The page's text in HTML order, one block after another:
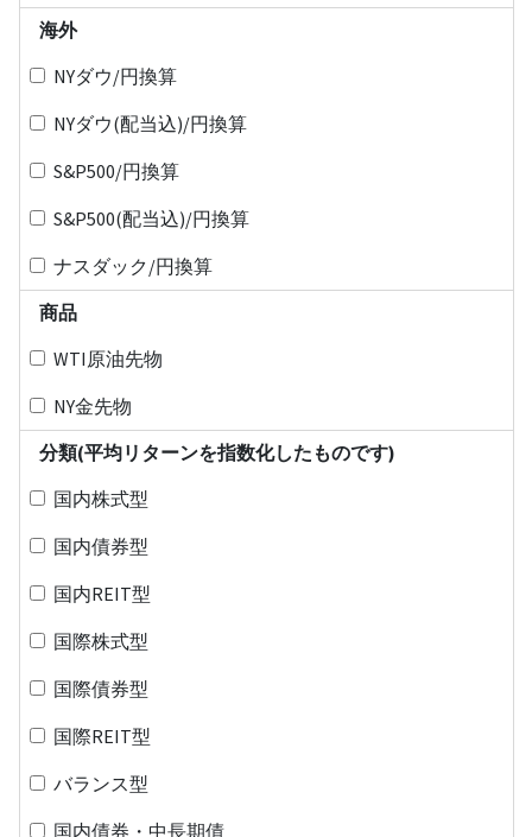
海外
NYダウ/円換算
NYダウ(配当込)/円換算
S&P500/円換算
S&P500(配当込)/円換算
ナスダック/円換算
商品
WTI原油先物
NY金先物
分類(平均リターンを指数化したものです)
国内株式型
国内債券型
国内REIT型
国際株式型
国際債券型
国際REIT型
バランス型
国内債券・中長期債